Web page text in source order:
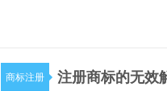
商标注册 注册商标的无效